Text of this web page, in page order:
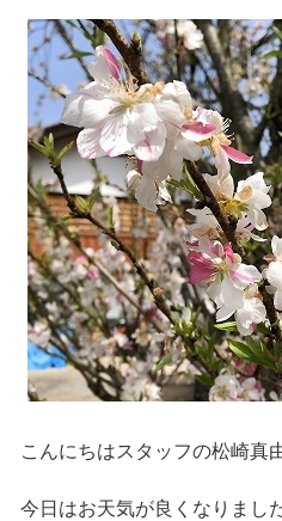
こんにちはスタッフの松崎真
今日はお天気が良くなりまし